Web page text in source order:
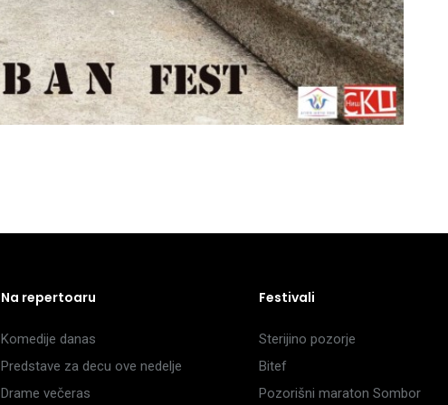
Na repertoaru
Komedije danas
Predstave za decu ove nedelje
Drame večeras
Festivali
Sterijino pozorje
Bitef
Pozorišni maraton Sombor